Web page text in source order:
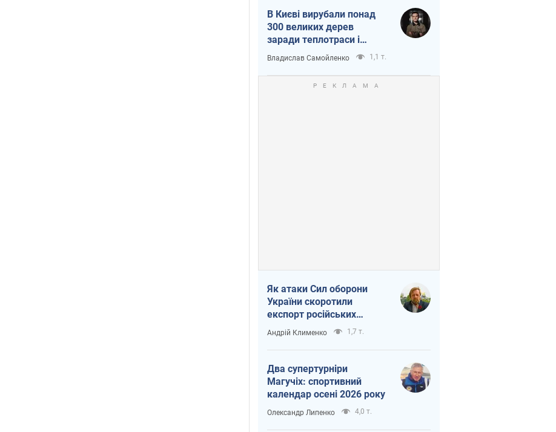
В Києві вирубали понад
300 великих дерев
заради теплотраси і
всупереч Генплану
Владислав Самойленко 1,1 т.
Як атаки Сил оборони
України скоротили
експорт російських
нафтопродуктів
Андрій Клименко 1,7 т.
Два супертурніри
Магучіх: спортивний
календар осені 2026 року
Олександр Липенко 4,0 т.